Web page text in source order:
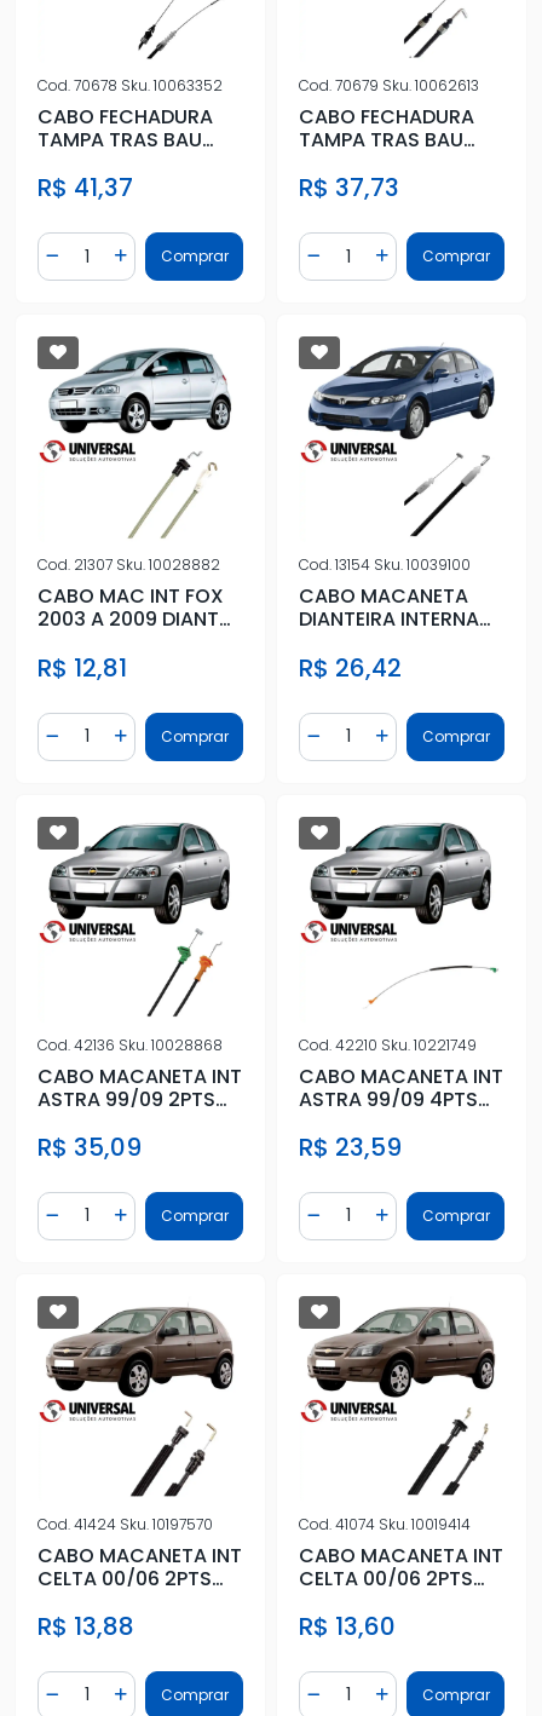
Cod.70678 Sku.10063352
CABO FECHADURA
TAMPA TRAS BAU
ACIMA DIR
R$ 41,37
Diminuir Quantidade
Quantidade
Adicionar Quantidade
Comprar
Cod.70679 Sku.10062613
CABO FECHADURA
TAMPA TRAS BAU
ACIMA ESQ
R$ 37,73
Diminuir Quantidade
Quantidade
AdicionarComprar
Cod. 21307 Sku.10028882
CABO MAC INT FOX
2003 A 2009 DIANT
R$ 12,81
Diminuir Quantidade
Quantidade
Adicionar Quantidade
Comprar
Cod.13154 Sku.10039100
CABO MACANETA
DIANTEIRA INTERNA
06/11
R$ 26,42
Diminuir Quantidade
Quantidade
AdicionarComprar
Cod.42136 Sku.10028868
CABO MACANETA INT
ASTRA 99/09 2PTS
R$ 35,09
Diminuir Quantidade
Quantidade
Adicionar Quantidade
Comprar
Cod.42210 Sku.10221749
CABO MACANETA INT
ASTRA 99/09 4PTS
R$ 23,59
Diminuir Quantidade
Quantidade
AdicionarComprar
Cod.41424 Sku.10197570
CABO MACANETA INT
CELTA 00/06 2PTS
R$ 13,88
Diminuir Quantidade
Quantidade
Adicionar Quantidade
Comprar
Cod.41074 Sku.10019414
CABO MACANETA INT
CELTA 00/06 2PTS
R$ 13,60
Diminuir Quantidade
Quantidade
AdicionarComprar